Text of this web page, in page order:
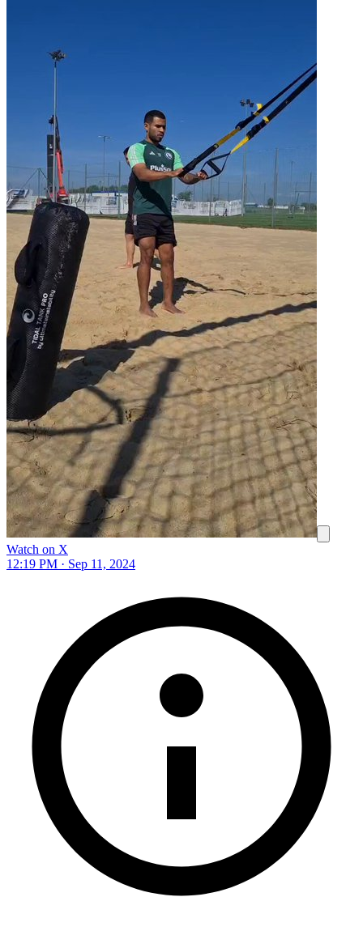
Watch on X
12:19 PM · Sep 11, 2024